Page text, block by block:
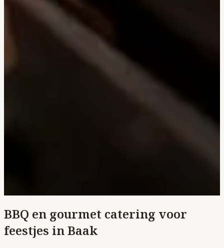
BBQ en gourmet catering voor
feestjes in Baak